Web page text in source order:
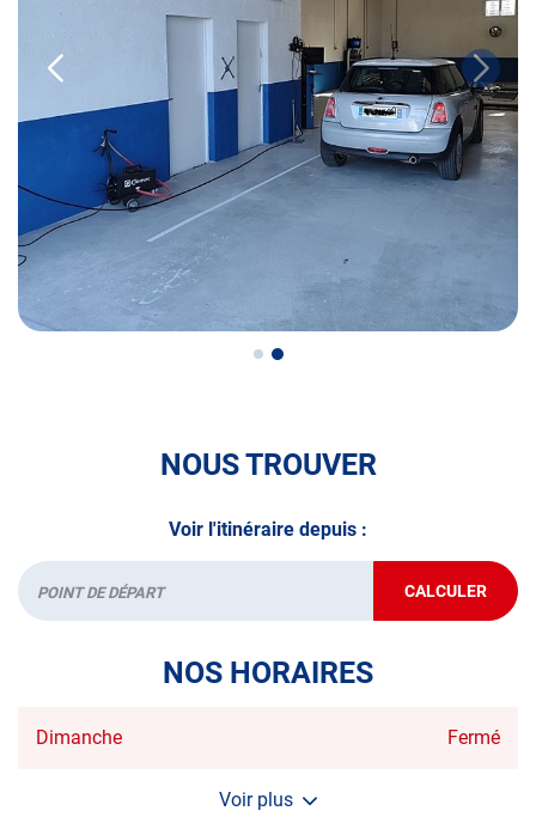
• le contrôle de la Catégorie L (moto, scooter, mobylette, 3
roues, quad, voiturette, voiture sans permis)
• le pré-contrôle contrôle technique ou contrôle technique
volontaire / partiel
N’attendez plus pour votre sécurité et faire vérifier votre
véhicule : Prenez RDV dans votre
technique.
A très bientôt chez AUTOSUR AUBAGNE
*Prestation à vérifier auprès du centre
NOUS TROUVER
Voir l'itinéraire depuis :
Départ CALCULER
JUSQU'AU
POINT
NOS HORAIRES
Horaires
Dimanche Fermé
Voir plus
et